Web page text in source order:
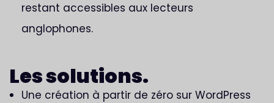
restant accessibles aux lecteurs
anglophones.
Lessolutions.
Une création à partir de zéro sur WordPress